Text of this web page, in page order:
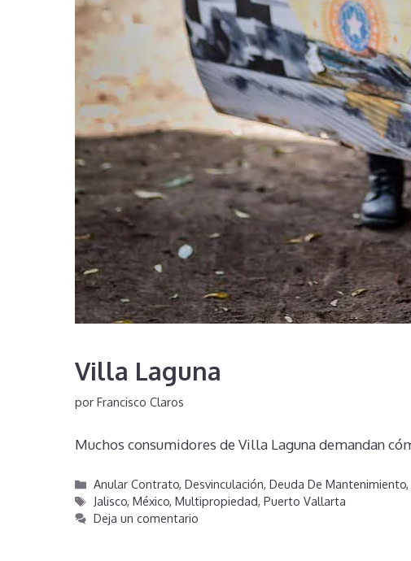
Villa Laguna
por Francisco Claros
Muchos consumidores de Villa Laguna demandan
Categorías
Anular Contrato,Desvinculación,Deuda De Mantenimiento
Etiquetas
Jalisco,México,Multipropiedad,Puerto Vallarta
Deja un comentario